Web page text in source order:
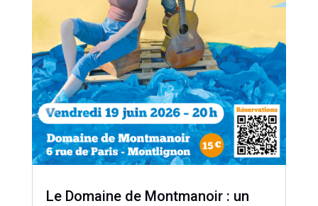
Le Domaine de Montmanoir : un